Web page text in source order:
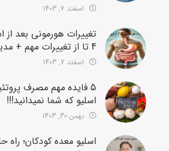
اسفند 7, 1403
تغییرات هورمونی بعد از
4 تا از تغییرات مهم + مدیریت این تغییرات
اسفند 7, 1403
5 فایده مهم مصرف
اسلیو که شما نمیدانید!!!
بهمن 30, 1403
اسلیو معده کودکان؛ راه